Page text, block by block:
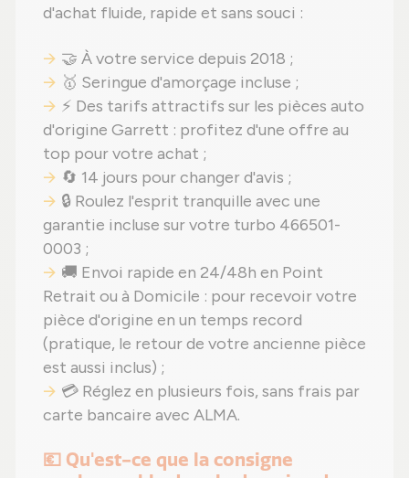
d'achat fluide, rapide et sans souci :
🤝 À votre service depuis 2018 ;
🥇 Seringue d'amorçage incluse ;
⚡ Des tarifs attractifs sur les pièces auto
d'origine Garrett : profitez d'une offre au
top pour votre achat ;
🔄 14 jours pour changer d'avis ;
🔒 Roulez l'esprit tranquille avec une
garantie incluse sur votre turbo 466501-
0003 ;
🚚 Envoi rapide en 24/48h en Point
Retrait ou à Domicile : pour recevoir votre
pièce d'origine en un temps record
(pratique, le retour de votre ancienne pièce
est aussi inclus) ;
💳 Réglez en plusieurs fois, sans frais par
carte bancaire avec ALMA.
💶 Qu'est-ce que la consigne